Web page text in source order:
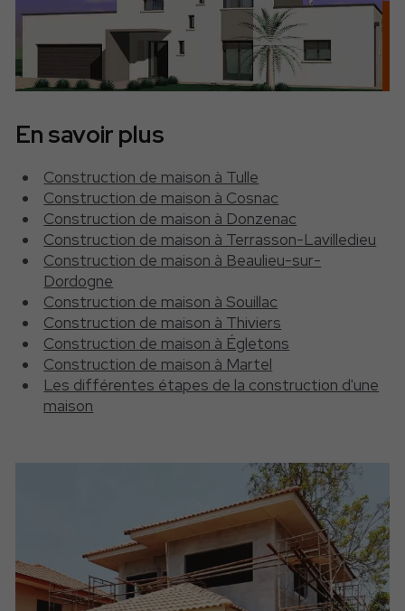
En savoir plus
Construction de maison à Tulle
Construction de maison à Cosnac
Construction de maison à Donzenac
Construction de maison à Terrasson-Lavilledieu
Construction de maison à Beaulieu-sur-
Dordogne
Construction de maison à Souillac
Construction de maison à Thiviers
Construction de maison à Égletons
Construction de maison à Martel
Les différentes étapes de la construction d'une
maison